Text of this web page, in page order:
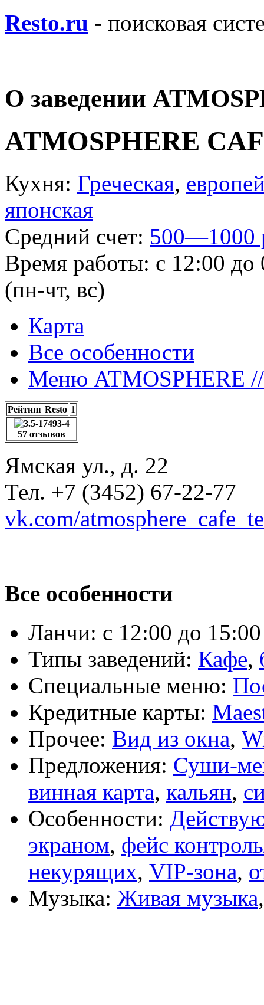
Resto.ru - поисковая
О заведении
ATMOSPHERE
Кухня: Греческая,
японская
Средний счет: 500—1000
Время работы: с 12:00 до
(пн-чт, вс)
Карта
Все особенности
Меню ATMOSPHERE
Рейтинг Resto 1
57 отзывов
Ямская ул., д. 22
Тел. +7 (3452) 67-22-77
vk.com/
Все особенности
Ланчи: с 12:00 до 15:00
Типы заведений: Кафе,
Специальные меню:
Кредитные карты:
Прочее: Вид из окна,
Предложения: Суши-
винная карта, кальян,
Особенности:
экраном, фейс
некурящих, VIP-зона,
Музыка: Живая музыка